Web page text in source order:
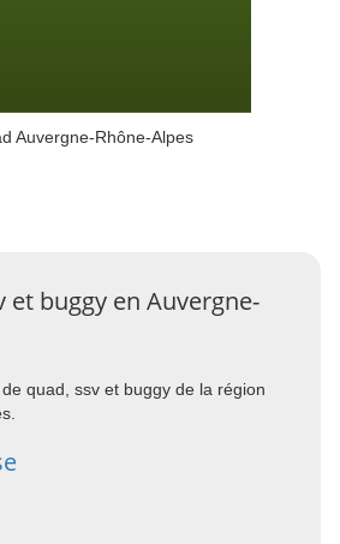
Auvergne-Rhône-Alpes
et buggy en Auvergne-
quad, ssv et buggy de la région